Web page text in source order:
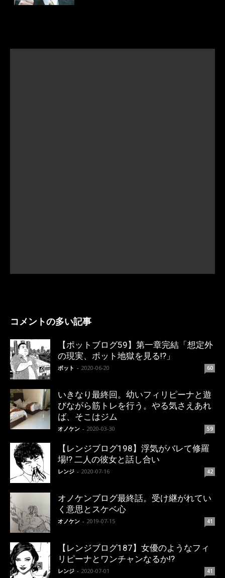
コメントの多い記事
【ポットブログ59】第一章完結「想定外
の現実、ポット地獄を見る!?」
ポット - 2020-06-20 60
いきなり最終回。幼いフィリピーナと遊
びながら筋トレを行う。やる気さえあれ
ば、そこはジム
オノケン - 2020-03-30 59
【レンジブログ198】浮気がバレて修羅
場!? 二人の彼女と話し合い
レンジ - 2020-07-16 42
オノケンブログ最終話。受け継がれてい
く意思とスケベ心
オノケン - 2019-07-15 41
【レンジブログ187】女優のようなフィ
リピーナとワンチャンなるか!?
レンジ - 2020-07-01 41